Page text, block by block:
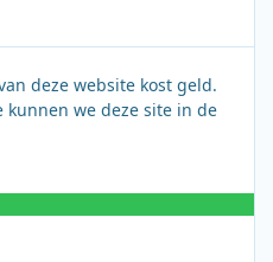
deze website kost geld.
kunnen we deze site in de